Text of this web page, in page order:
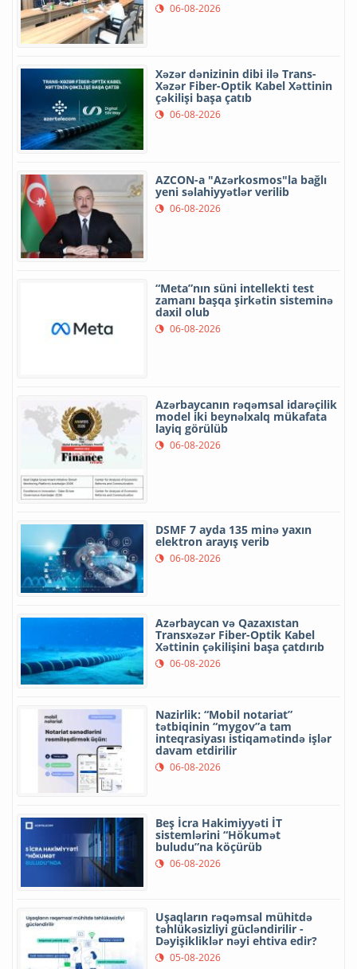
06-08-2026
Xəzər dənizinin dibi ilə Trans-
Xəzər Fiber-Optik Kabel Xəttinin
çəkilişi başa çatıb
06-08-2026
AZCON-a "Azərkosmos"la bağlı
yeni səlahiyyətlər verilib
06-08-2026
“Meta”nın süni intellekti test
zamanı başqa şirkətin sisteminə
daxil olub
06-08-2026
Azərbaycanın rəqəmsal idarəçilik
model iki beynəlxalq mükafata
layiq görülüb
06-08-2026
DSMF 7 ayda 135 minə yaxın
elektron arayış verib
06-08-2026
Azərbaycan və Qazaxıstan
Transxəzər Fiber-Optik Kabel
Xəttinin çəkilişini başa çatdırıb
06-08-2026
Nazirlik: “Mobil notariat”
tətbiqinin “mygov”a tam
inteqrasiyası istiqamətində işlər
davam etdirilir
06-08-2026
Beş İcra Hakimiyyəti İT
sistemlərini “Hökumət
buludu”na köçürüb
06-08-2026
Uşaqların rəqəmsal mühitdə
təhlükəsizliyi gücləndirilir -
Dəyişikliklər nəyi ehtiva edir?
05-08-2026